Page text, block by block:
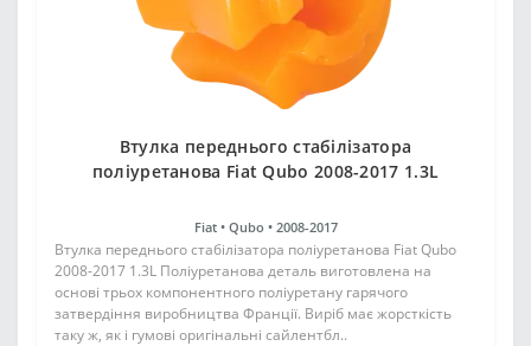
Втулка переднього стабілізатора
поліуретанова Fiat Qubo 2008-2017 1.3L
Fiat • Qubo • 2008-2017
Втулка переднього стабілізатора поліуретанова Fiat Qubo
2008-2017 1.3L Поліуретанова деталь виготовлена на
основі трьох компонентного поліуретану гарячого
затвердіння виробництва Франції. Виріб має жорсткість
таку ж, як і гумові оригінальні сайлентбл..